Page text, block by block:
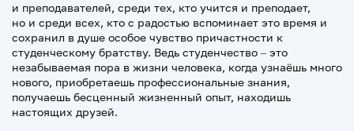
и преподавателей, среди тех, кто учится и преподает,
но и среди всех, кто с радостью вспоминает это время и
сохранил в душе особое чувство причастности к
студенческому братству. Ведь студенчество – это
незабываемая пора в жизни человека, когда узнаёшь много
нового, приобретаешь профессиональные знания,
получаешь бесценный жизненный опыт, находишь
настоящих друзей.